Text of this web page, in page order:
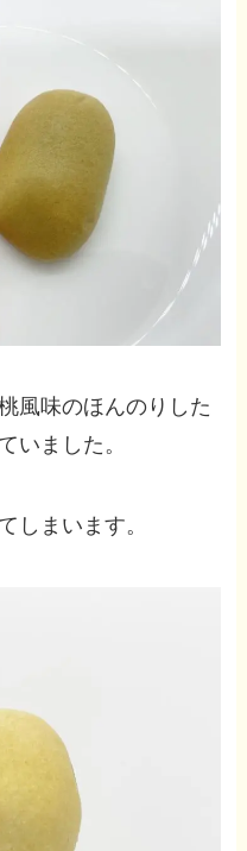
風味のほんのりした
いました。
しまいます。